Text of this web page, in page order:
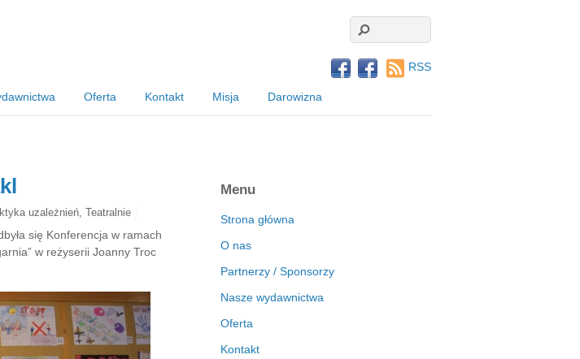
Oferta Kontakt Misja Darowizna
RSS
uzależnień, Teatralnie
się Konferencja w ramach
w reżyserii Joanny Troc
Menu
Strona główna
O nas
Partnerzy / Sponsorzy
Nasze wydawnictwa
Oferta
Kontakt